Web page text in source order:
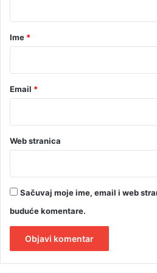
rIme *
Email *
Web stranica
Sačuvaj moje ime, email i web
buduće komentare.